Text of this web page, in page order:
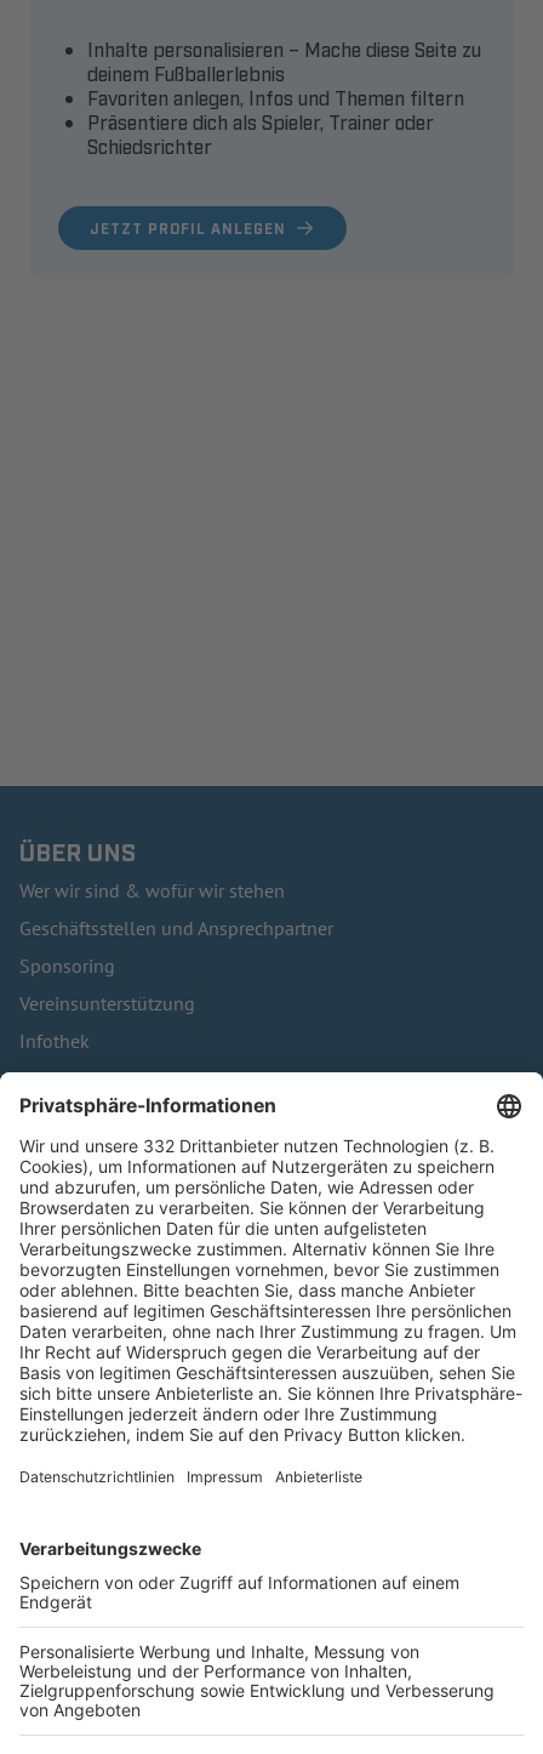
JETZT PROFIL ANLEGEN
Inhalte personalisieren – Mache diese Seite zu
deinem Fußballerlebnis
Favoriten anlegen, Infos und Themen filtern
Präsentiere dich als Spieler, Trainer oder
Schiedsrichter
ÜBER UNS
Wer wir sind & wofür wir stehen
Geschäftsstellen und Ansprechpartner
Sponsoring
Vereinsunterstützung
Infothek
Kontakt
HÄUFIG BESUCHTE SEITEN
Pässe und Vereinswechsel
Trainerausbildung
Schulungsangebot Vereinsmitarbeiter
BFV-Geschäftsstellen
Trainerbörse
Login SpielPlus
FOLGE DEM BFV
TOP-VEREINE
TOP-PARTNER